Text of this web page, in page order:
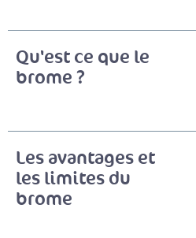
Qu'est ce que le
brome ?
Les avantages et
les limites du
brome